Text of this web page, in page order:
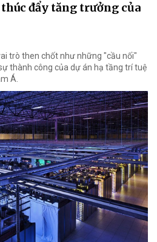
thúc đẩy tăng trưởng của
trò then chốt như những "cầu nối"
thành công của dự án hạ tầng trí tuệ
Á.